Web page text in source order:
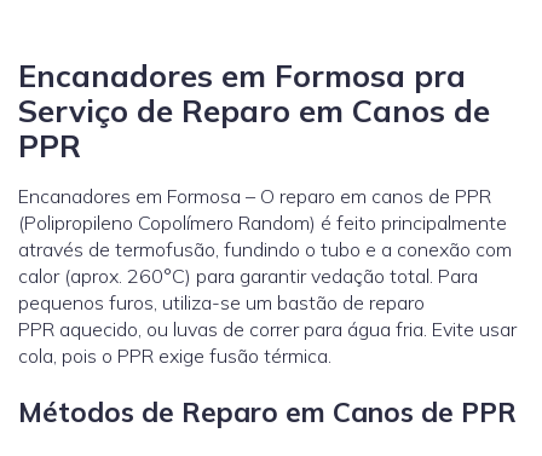
Encanadores em Formosa pra
Serviço de Reparo em Canos de
PPR
Encanadores em Formosa – O reparo em canos de PPR
(Polipropileno Copolímero Random) é feito principalmente
através de termofusão, fundindo o tubo e a conexão com
calor (aprox. 260°C) para garantir vedação total. Para
pequenos furos, utiliza-se um bastão de reparo
PPR aquecido, ou luvas de correr para água fria. Evite usar
cola, pois o PPR exige fusão térmica.
Métodos de Reparo em Canos de PPR